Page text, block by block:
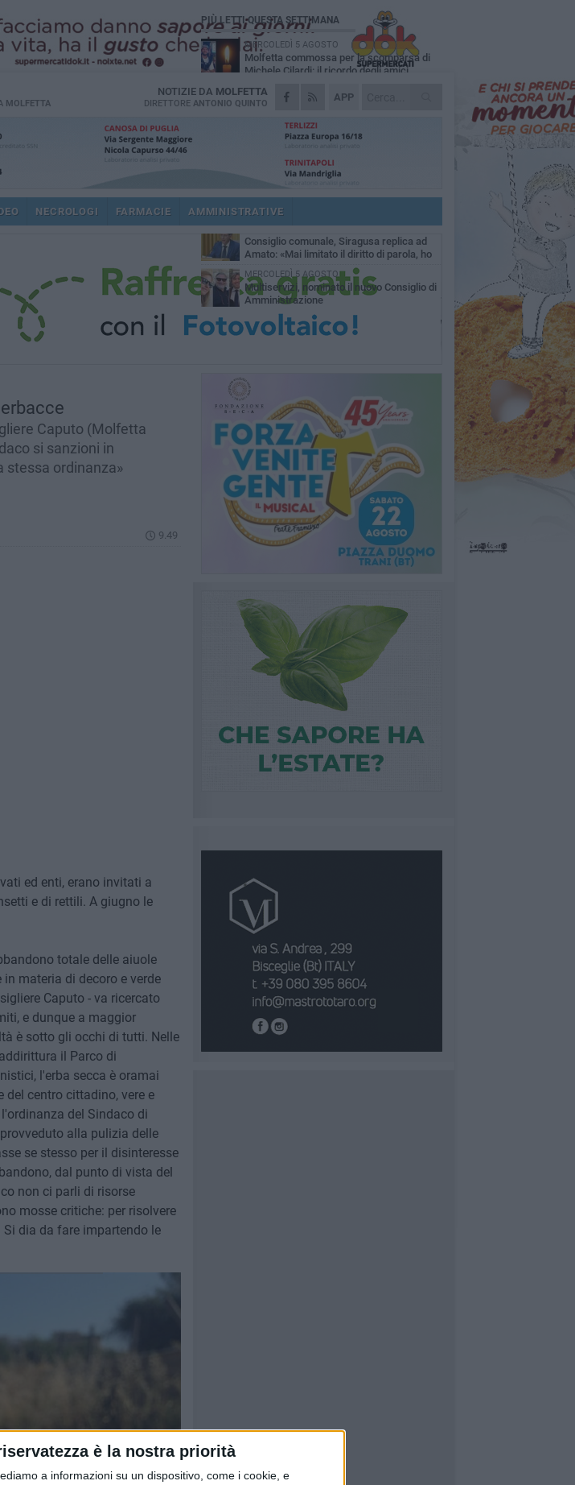
è la nostra priorità
a informazioni su un dispositivo, come i cookie, e
MOLFETTA
APP
NOTIZIE DA MOLFETTA
DIRETTORE ANTONIO QUINTO
NECROLOGI FARMACIE AMMINISTRATIVE
Caputo (Molfetta
si sanzioni in
stessa ordinanza»
9.49
ed enti, erano invitati a
e di rettili. A giugno le
totale delle aiuole
materia di decoro e verde
Caputo - va ricercato
e dunque a maggior
è sotto gli occhi di tutti. Nelle
il Parco di
l'erba secca è oramai
centro cittadino, vere e
del Sindaco di
alla pulizia delle
se stesso per il disinteresse
dal punto di vista del
non ci parli di risorse
mosse critiche: per risolvere
dia da fare impartendo le
PIÙ LETTI QUESTA SETTIMANA
MERCOLEDÌ 5 AGOSTO
Molfetta commossa per la scomparsa di
Michele Cilardi: il ricordo degli amici
GIOVEDÌ 6 AGOSTO
Marittimo molfettese muore a bordo di un
SABATO 1 AGOSTO
accompagnatori per gli scuolabus:
pubblicato il bando
Molfetta piange Marta Maria Pisani, ultima
maestra della sartoria molfettese
SABATO 1 AGOSTO
Consiglio comunale, Siragusa replica ad
Amato: «Mai limitato il diritto di parola, ho
fatto rispettare il regolamento»
MERCOLEDÌ 5 AGOSTO
Multiservizi, nominato il nuovo Consiglio di
Amministrazione